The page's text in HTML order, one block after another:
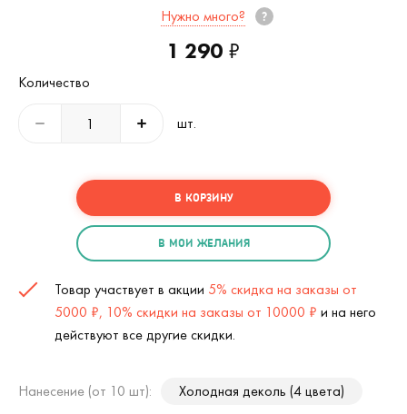
Нужно много?
1 290 ₽
Количество
шт.
В КОРЗИНУ
В МОИ ЖЕЛАНИЯ
Товар участвует в акции 5% скидка на заказы от
5000 ₽, 10% скидки на заказы от 10000 ₽ и на него
действуют все другие скидки.
Нанесение (от 10 шт): Холодная деколь (4 цвета)